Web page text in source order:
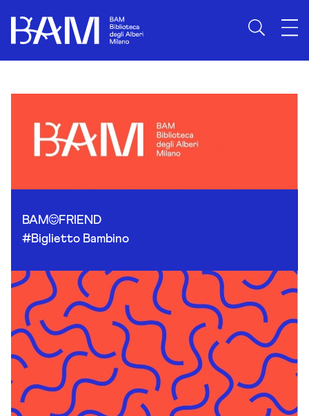
BAM
FRIEND
#Biglietto Bambino